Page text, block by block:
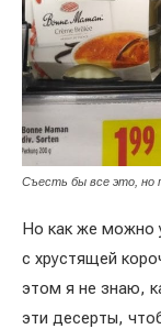
Съесть бы все это, но
Но как же можно
с хрустящей
этом я не знаю,
эти десерты,